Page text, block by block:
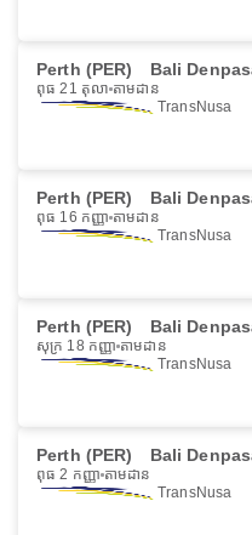
Perth (PER) Bali
ពុធ 21 តុលា តាមដាន
TransNusa
Perth (PER) Bali
ពុធ 16 កញ្ញា តាមដាន
TransNusa
Perth (PER) Bali
សុក្រ 18 កញ្ញា តាមដាន
TransNusa
Perth (PER) Bali
ពុធ 2 កញ្ញា តាមដាន
TransNusa